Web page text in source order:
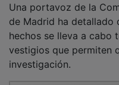
Una portavoz de la
de Madrid ha detallado
hechos se lleva a cabo
vestigios que permiten
investigación.